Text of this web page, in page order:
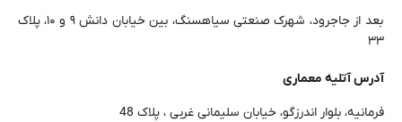
بعد از جاجرود، شهرک صنعتی سیاهسنگ، بین خیابان دانش ۹ و ۱۰، پلاک
۳۳
آدرس آتلیه معماری
فرمانیه، بلوار اندرزگو، خیابان سلیمانی غربی ، پلاک 48